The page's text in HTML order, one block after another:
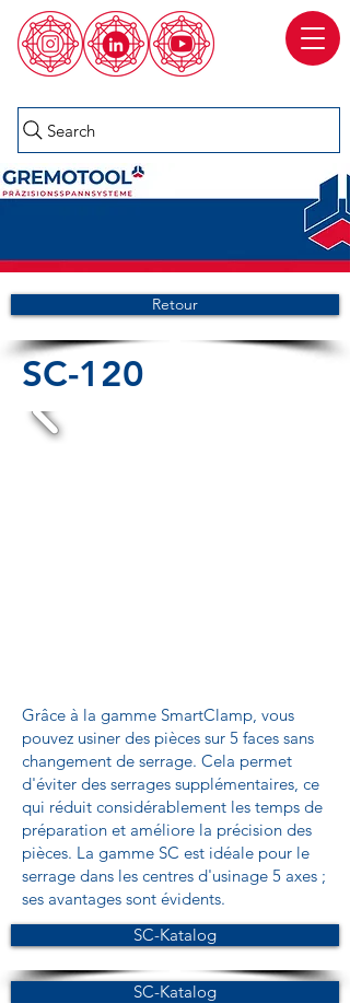
Search
Retour
SC-120
Grâce à la gamme SmartClamp, vous
pouvez usiner des pièces sur 5 faces sans
changement de serrage. Cela permet
d'éviter des serrages supplémentaires, ce
qui réduit considérablement les temps de
préparation et améliore la précision des
pièces. La gamme SC est idéale pour le
serrage dans les centres d'usinage 5 axes ;
ses avantages sont évidents.
SC-Katalog
SC-Katalog